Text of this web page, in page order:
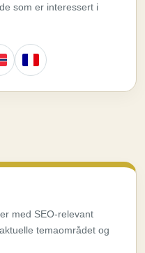
som er interessert i
med SEO-relevant
temaområdet og